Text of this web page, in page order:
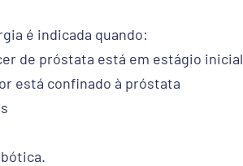
é indicada quando:
de próstata está em estágio inicial
está confinado à próstata